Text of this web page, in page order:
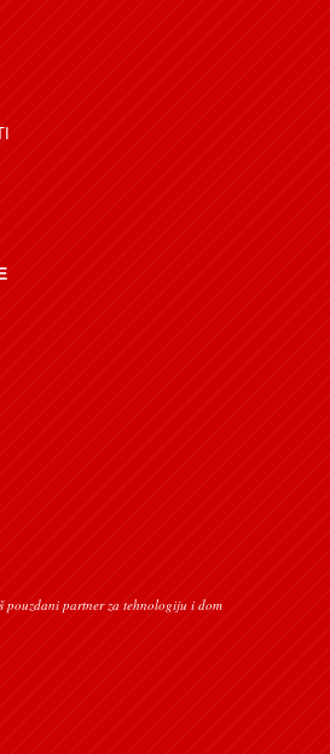
pouzdani partner za tehnologiju i dom